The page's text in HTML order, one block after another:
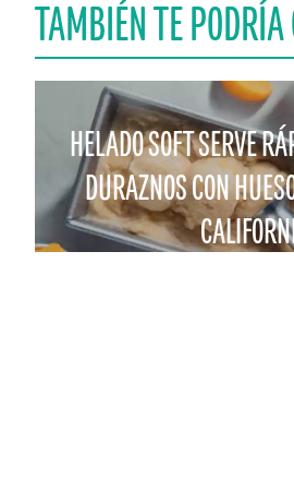
TAMBIÉN TE
HELADO SOFT SERVE
DURAZNOS CON